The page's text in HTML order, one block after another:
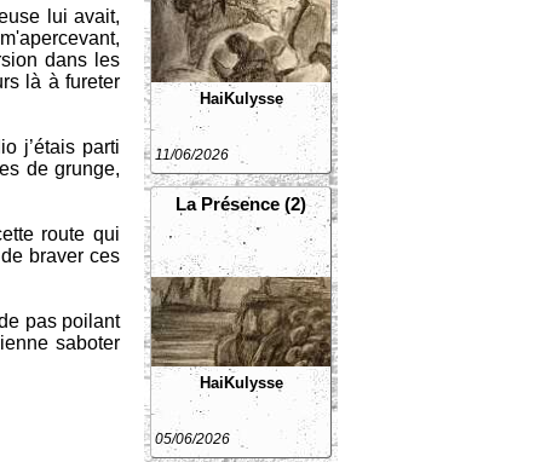
HaiKulysse
11/06/2026
La Présence (2)
HaiKulysse
05/06/2026
lui avait,
dans les
là à fureter
j’étais parti
de grunge,
route qui
braver ces
pas poilant
saboter